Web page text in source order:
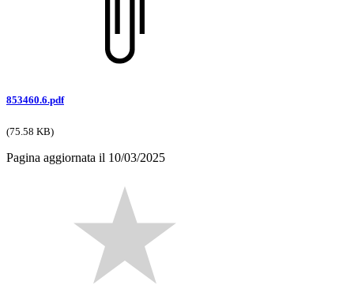
853460.6.pdf
(75.58 KB)
Pagina aggiornata il 10/03/2025